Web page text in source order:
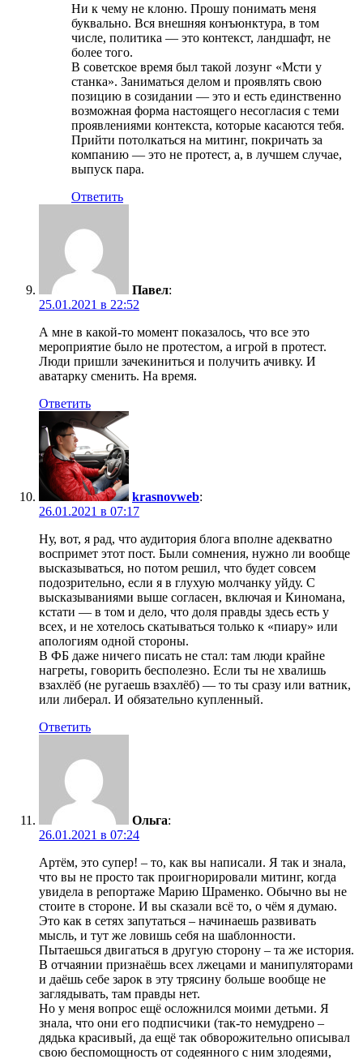
Ни к чему не клоню. Прошу понимать меня
буквально. Вся внешняя конъюнктура, в том
числе, политика — это контекст, ландшафт, не
более того.
В советское время был такой лозунг «Мсти у
станка». Заниматься делом и проявлять свою
позицию в созидании — это и есть единственно
возможная форма настоящего несогласия с теми
проявлениями контекста, которые касаются тебя.
Прийти потолкаться на митинг, покричать за
компанию — это не протест, а, в лучшем случае,
выпуск пара.
Ответить
Павел:
25.01.2021 в 22:52
А мне в какой-то момент показалось, что все это
мероприятие было не протестом, а игрой в протест.
Люди пришли зачекиниться и получить ачивку. И
аватарку сменить. На время.
Ответить
krasnovweb:
26.01.2021 в 07:17
Ну, вот, я рад, что аудитория блога вполне адекватно
воспримет этот пост. Были сомнения, нужно ли вообще
высказываться, но потом решил, что будет совсем
подозрительно, если я в глухую молчанку уйду. С
высказываниями выше согласен, включая и Киномана,
кстати — в том и дело, что доля правды здесь есть у
всех, и не хотелось скатываться только к «пиару» или
апологиям одной стороны.
В ФБ даже ничего писать не стал: там люди крайне
нагреты, говорить бесполезно. Если ты не хвалишь
взахлёб (не ругаешь взахлёб) — то ты сразу или ватник,
или либерал. И обязательно купленный.
Ответить
Ольга:
26.01.2021 в 07:24
Артём, это супер! – то, как вы написали. Я так и знала,
что вы не просто так проигнорировали митинг, когда
увидела в репортаже Марию Шраменко. Обычно вы не
стоите в стороне. И вы сказали всё то, о чём я думаю.
Это как в сетях запутаться – начинаешь развивать
мысль, и тут же ловишь себя на шаблонности.
Пытаешься двигаться в другую сторону – та же история.
В отчаянии признаёшь всех лжецами и манипуляторами
и даёшь себе зарок в эту трясину больше вообще не
заглядывать, там правды нет.
Но у меня вопрос ещё осложнился моими детьми. Я
знала, что они его подписчики (так-то немудрено –
дядька красивый, да ещё так обворожительно описывал
свою беспомощность от содеянного с ним злодеями,